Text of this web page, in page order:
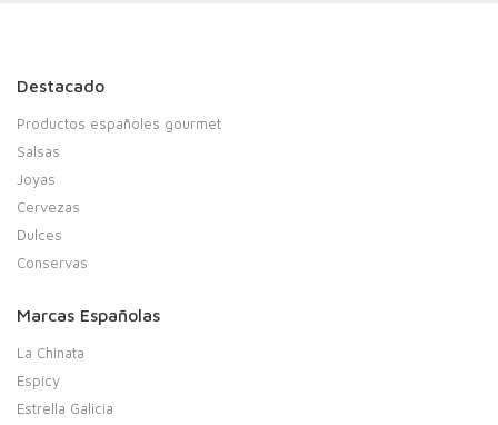
Destacado
Productos españoles gourmet
Salsas
Joyas
Cervezas
Dulces
Conservas
Marcas Españolas
La Chinata
Espicy
Estrella Galicia